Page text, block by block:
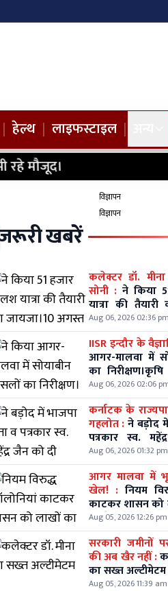
| हेल्थ | लाइफस्टाइल |
रहे मौजूद।
विज्ञापन
विज्ञापन
खबरें
कलेक्टर डॉ.
सोनी : ने किया
यात्रा की
अगस्त को विधायक
के नेतृत्व में
यात्रा।
Aug 06, 2026 02:36
आगर-मालवा में
का
संचालक गोपेश
मौजूद।
Aug 06, 2026 02:06
कर्नाटक के
गहलोत :ने बड़ोद
पत्रकार स्व.
श्रद्धांजलि।
Aug 06, 2026 01:32
आगर मालवा में
खेल! : नियम
काटकर शासन को
जिम्मेदारों की चुप्पी
Aug 05, 2026 12:26
सरकारी जमीनों
की अब खैर नहीं :
का सख्त अल्टीमेटम
Aug 05, 2026 11:39